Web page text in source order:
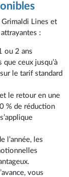
Grimaldi Lines et
:
ou 2 ans
ceux jusqu’à
le tarif standard
le retour en une
% de réduction
l’année, les
vous